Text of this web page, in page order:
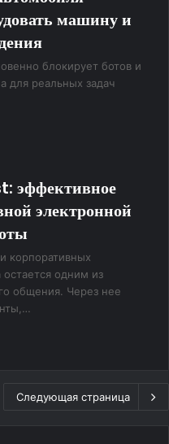
машину и
блокирует ботов и
для реальных задач
эффективное
электронной
корпоративных
одним из
общения. Через нее
Следующая страница